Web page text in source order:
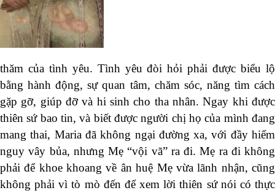
thăm của tình yêu. Tình yêu đòi hỏi phải được biểu lộ
bằng hành động, sự quan tâm, chăm sóc, năng tìm cách
gặp gỡ, giúp đỡ và hi sinh cho tha nhân. Ngay khi được
thiên sứ bao tin, và biết được người chị họ của mình đang
mang thai, Maria đã không ngại đường xa, với đầy hiểm
nguy vây bủa, nhưng Mẹ “vội vã” ra đi. Mẹ ra đi không
phải để khoe khoang về ân huệ Mẹ vừa lãnh nhận, cũng
không phải vì tò mò đến để xem lời thiên sứ nói có thực